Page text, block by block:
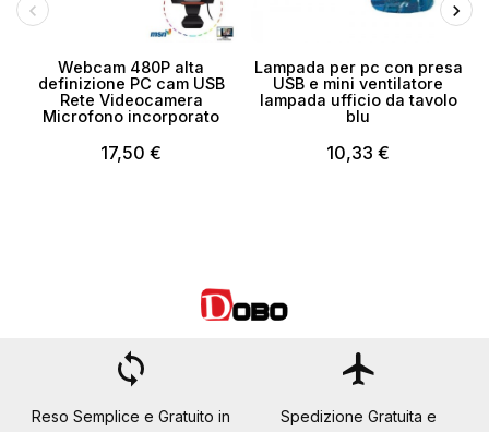
Webcam 480P alta
definizione PC cam USB
Rete Videocamera
Microfono incorporato
17,50 €
Lampada per pc con presa
USB e mini ventilatore
lampada ufficio da tavolo
blu
10,33 €
loop
Reso Semplice e Gratuito in
flight
Spedizione Gratuita e